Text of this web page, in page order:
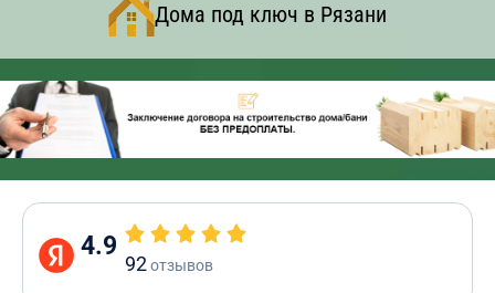
Дома под ключ в Рязани
4.9
92отзывов